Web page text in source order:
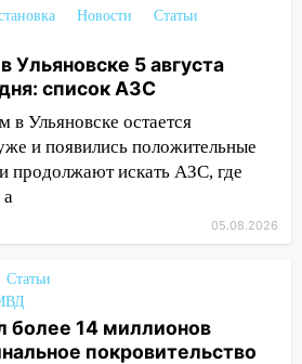
на трассе и
дело
на 6 августа в
рок и силовой
пройдет
«Наше время»
бензин в Ульяновске 5
видеосвязи: в
19-летнюю
Новости
Статьи
Ульяновске 5 августа
список АЗС
в Ульяновске остается
и появились положительные
продолжают искать АЗС, где
05.08.2026
Статьи
более 14 миллионов
покровительство